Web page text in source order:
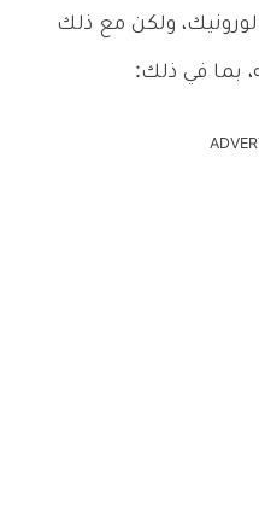
ولكن مع ذلك
بما في ذلك: